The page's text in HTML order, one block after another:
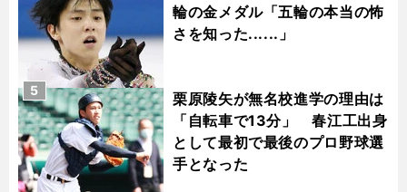
輪の金メダル「五輪の本当の怖
さを知った......」
栗原陵矢が無名校進学の理由は
「自転車で13分」 春江工出身
として最初で最後のプロ野球選
手となった
5